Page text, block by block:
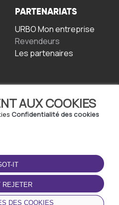
AUX COOKIES
Confidentialité des cookies
IT
REJETER
DES COOKIES
PARTENARIATS
URBO Mon entreprise
Revendeurs
Les partenaires
TÉLÉCHARGEZ
L'APPLICATION